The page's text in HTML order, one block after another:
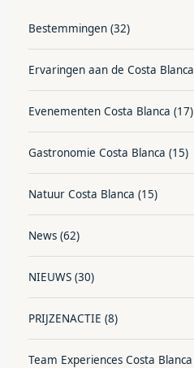
Bestemmingen (32)
Ervaringen aan de Costa Blanca
Evenementen Costa Blanca (17)
Gastronomie Costa Blanca (15)
Natuur Costa Blanca (15)
News (62)
NIEUWS (30)
PRIJZENACTIE (8)
Team Experiences Costa Blanca